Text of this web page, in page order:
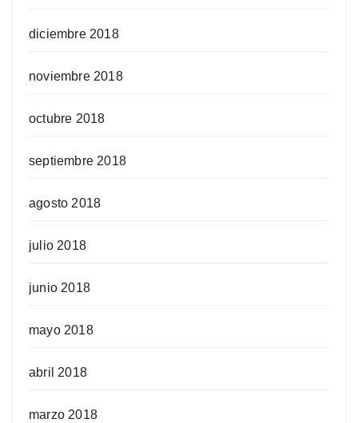
diciembre 2018
noviembre 2018
octubre 2018
septiembre 2018
agosto 2018
julio 2018
junio 2018
mayo 2018
abril 2018
marzo 2018